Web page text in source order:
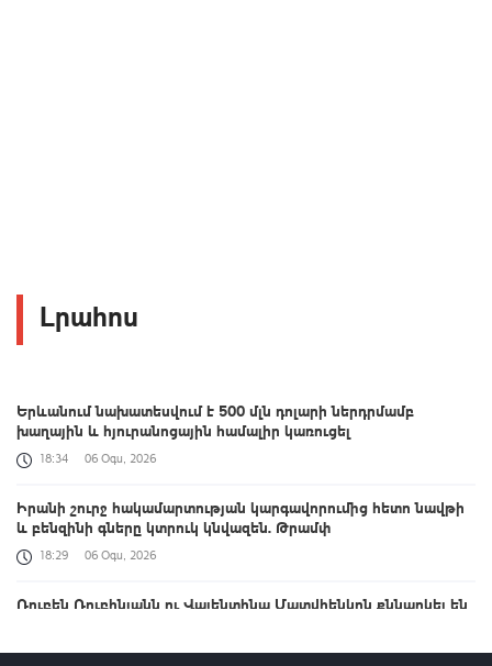
Լրահոս
Երևանում նախատեսվում է 500 մլն դոլարի ներդրմամբ
խաղային և հյուրանոցային համալիր կառուցել
18:34 06 Օգս, 2026
Իրանի շուրջ հակամարտության կարգավորումից հետո նավթի
և բենզինի գները կտրուկ կնվազեն. Թրամփ
18:29 06 Օգս, 2026
Ռուբեն Ռուբինյանն ու Վալենտինա Մատվիենկոն քննարկել են
18:21 06 Օգս, 2026